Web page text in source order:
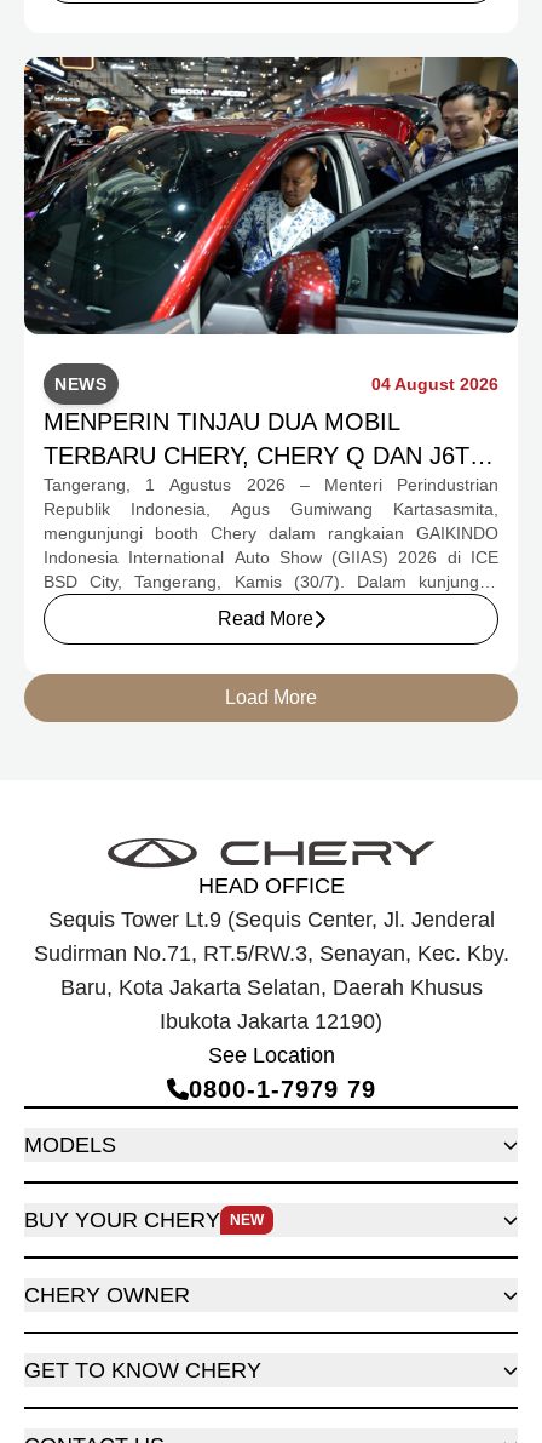
NEWS 04 August 2026
MENPERIN TINJAU DUA MOBIL
TERBARU CHERY, CHERY Q DAN J6T
CSH YANG JADI SOROTAN DI GIIAS
2026
Tangerang, 1 Agustus 2026 – Menteri Perindustrian
Republik Indonesia, Agus Gumiwang Kartasasmita,
mengunjungi booth Chery dalam rangkaian GAIKINDO
Indonesia International Auto Show (GIIAS) 2026 di ICE
BSD City, Tangerang, Kamis (30/7). Dalam kunjungan
tersebut, Menteri Perindustrian meninjau dua produk
elektrifikasi terbaru Chery, yakni Chery Q, compact EV
berteknologi Range-Extended Electric Vehicle (REEV) yang
dirancang untuk mendukung perjalanan jarak jauh.
Read More
Load More
HEAD OFFICE
Sequis Tower Lt.9 (Sequis Center, Jl. Jenderal
Sudirman No.71, RT.5/RW.3, Senayan, Kec. Kby.
Baru, Kota Jakarta Selatan, Daerah Khusus
Ibukota Jakarta 12190)
See Location
0800‑1‑7979 79
MODELS
BUY YOUR CHERY NEW
CHERY OWNER
GET TO KNOW CHERY